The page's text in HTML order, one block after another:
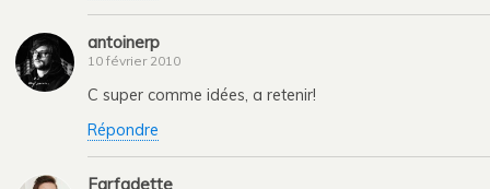
antoinerp
10 février 2010
C super comme idées, a retenir!
Répondre
Farfadette